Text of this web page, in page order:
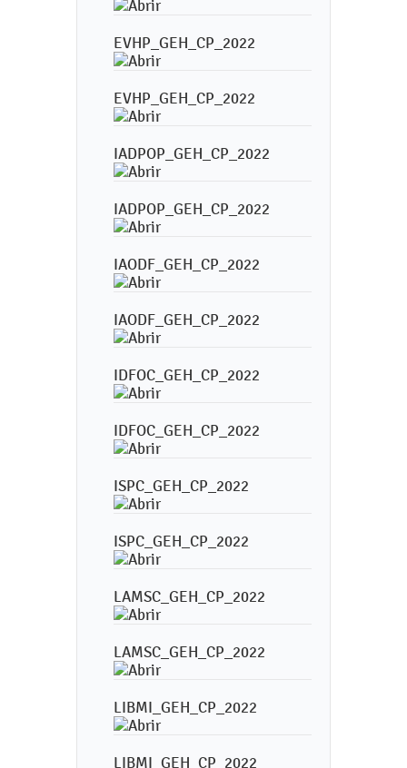
EVHP_GEH_CP_2022
EVHP_GEH_CP_2022
IADPOP_GEH_CP_2022
IADPOP_GEH_CP_2022
IAODF_GEH_CP_2022
IAODF_GEH_CP_2022
IDFOC_GEH_CP_2022
IDFOC_GEH_CP_2022
ISPC_GEH_CP_2022
ISPC_GEH_CP_2022
LAMSC_GEH_CP_2022
LAMSC_GEH_CP_2022
LIBMI_GEH_CP_2022
LIBMI_GEH_CP_2022